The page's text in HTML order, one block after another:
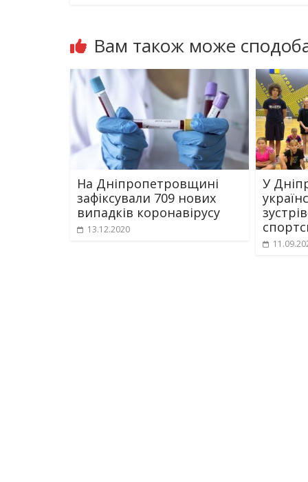
Вам також може
На Дніпропетровщині
зафіксували 709 нових
випадків коронавірусу
13.12.2020
У